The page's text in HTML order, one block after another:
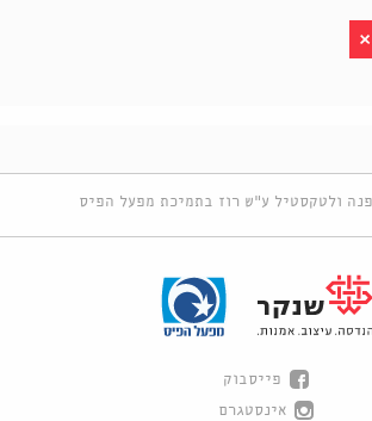
ולטקסטיל ע"ש רוז בתמיכת מפעל הפיס
פייסבוק
אינסטגרם